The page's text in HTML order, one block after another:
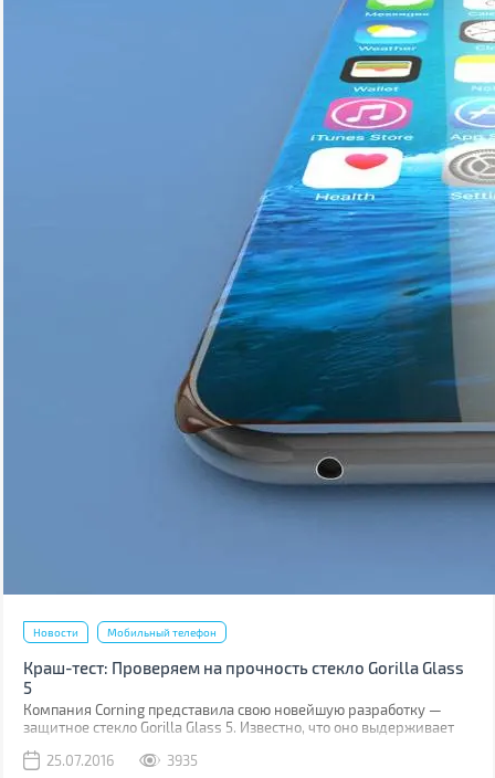
Новости Мобильный телефон
Краш-тест: Проверяем на прочность стекло Gorilla Glass
5
Компания Corning представила свою новейшую разработку —
защитное стекло Gorilla Glass 5. Известно, что оно выдерживает
Как правило, большинство из них происходит при фотосессиях
25.07.2016 3935